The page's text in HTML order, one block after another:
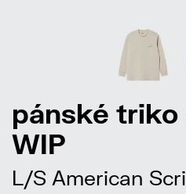
pánské
WIP
L/S American